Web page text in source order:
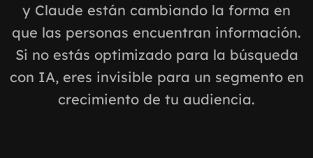
y Claude están cambiando la forma en
que las personas encuentran información.
Si no estás optimizado para la búsqueda
con IA, eres invisible para un segmento en
crecimiento de tu audiencia.